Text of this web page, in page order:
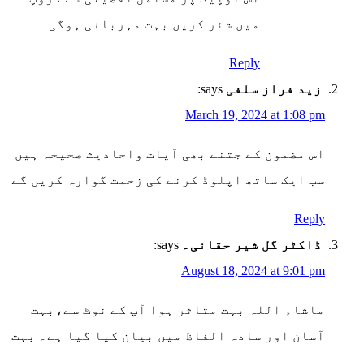
میں شئر کریں بہت مہربانی ہوگی
Reply
زید فراز سلفی says:
March 19, 2024 at 1:08 pm
اس مضمون کے جتنے بھی آیات واحادیث صحیحہ ہیں
سب ایک ساتھ اپلوڈ کرنے کی زحمت گوارہ کریں گے
Reply
ڈاکٹر گل شیر حقانی۔ says:
August 18, 2024 at 9:01 pm
ماشاء اللہ بہت متاثر ہوا آپ کے نوٹ سے،بہت
آسان اور سادہ الفاظ میں بیان کیا گیا ہے۔ بہت